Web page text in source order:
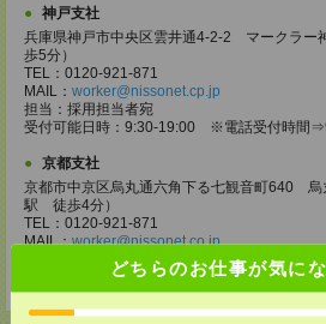
どちらのお仕事が気に
神戸支社
兵庫県神戸市中央区雲井通4-2-2 マークラー
歩5分）
TEL：0120-921-871
MAIL： worker@nissonet.cp.jp
担当：採用担当者宛
受付可能日時：9:30-19:00 ※電話受付時間
京都支社
京都市中京区烏丸通六角下る七観音町640 烏
駅 徒歩4分）
TEL：0120-921-871
MAIL：worker@nissonet.co.jp
担当：採用担当者宛
受付可能日時：9:30-19:00 ※電話受付時間